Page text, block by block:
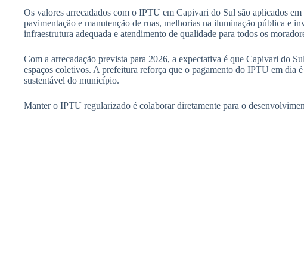
Os valores arrecadados com o IPTU em Capivari do Sul são aplicados
pavimentação e manutenção de ruas, melhorias na iluminação pública e
infraestrutura adequada e atendimento de qualidade para todos os
Com a arrecadação prevista para 2026, a expectativa é que Capivari do
espaços coletivos. A prefeitura reforça que o pagamento do IPTU em
sustentável do município.
Manter o IPTU regularizado é colaborar diretamente para o